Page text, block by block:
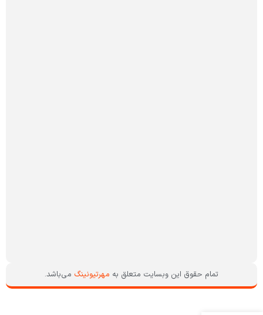
تمام حقوق این وبسایت متعلق به مهرتیونینگ می‌باشد.